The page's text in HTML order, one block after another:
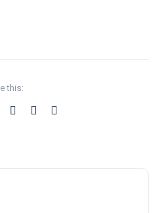
this: